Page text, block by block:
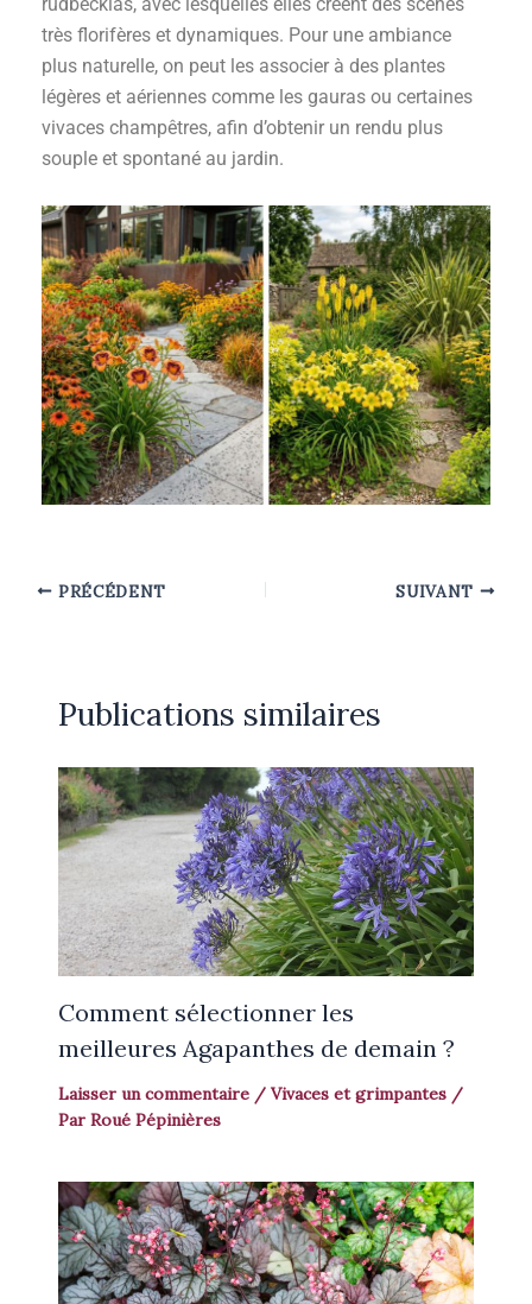
rudbeckias, avec lesquelles elles créent des scènes
très florifères et dynamiques. Pour une ambiance
plus naturelle, on peut les associer à des plantes
légères et aériennes comme les gauras ou certaines
vivaces champêtres, afin d’obtenir un rendu plus
souple et spontané au jardin.
PRÉCÉDENT SUIVANT
Publications similaires
Comment sélectionner les
meilleures Agapanthes de demain ?
Laisser un commentaire / Vivaces et grimpantes/
Par Roué Pépinières